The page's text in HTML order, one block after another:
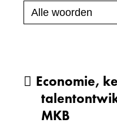
Economie,
MKB